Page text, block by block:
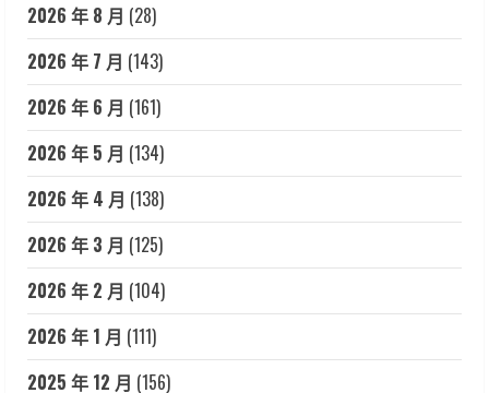
2026 年 8 月 (28)
2026 年 7 月 (143)
2026 年 6 月 (161)
2026 年 5 月 (134)
2026 年 4 月 (138)
2026 年 3 月 (125)
2026 年 2 月 (104)
2026 年 1 月 (111)
2025 年 12 月 (156)